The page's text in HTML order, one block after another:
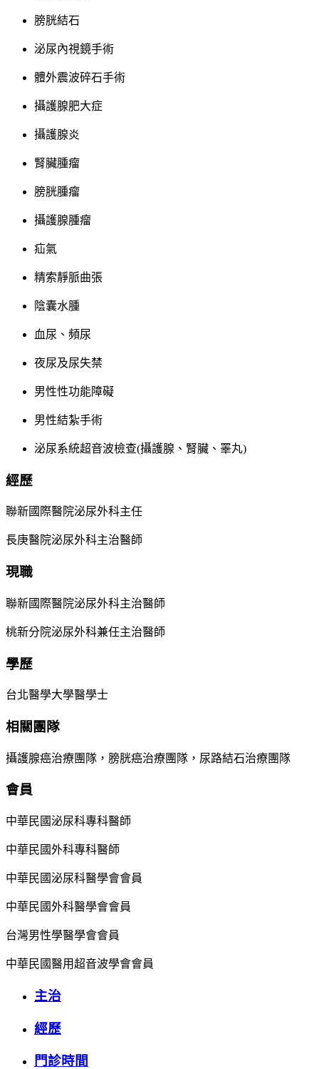
膀胱結石
泌尿內視鏡手術
體外震波碎石手術
攝護腺肥大症
攝護腺炎
腎臟腫瘤
膀胱腫瘤
攝護腺腫瘤
疝氣
精索靜脈曲張
陰囊水腫
血尿、頻尿
夜尿及尿失禁
男性性功能障礙
男性結紮手術
泌尿系統超音波檢查(攝護腺、腎臟、睪丸)
經歷
聯新國際醫院泌尿外科主任
長庚醫院泌尿外科主治醫師
現職
聯新國際醫院泌尿外科主治醫師
桃新分院泌尿外科兼任主治醫師
學歷
台北醫學大學醫學士
相關團隊
攝護腺癌治療團隊，膀胱癌治療團隊，尿路結石治療團隊
會員
中華民國泌尿科專科醫師
中華民國外科專科醫師
中華民國泌尿科醫學會會員
中華民國外科醫學會會員
台灣男性學醫學會會員
中華民國醫用超音波學會會員
主治
經歷
門診時間